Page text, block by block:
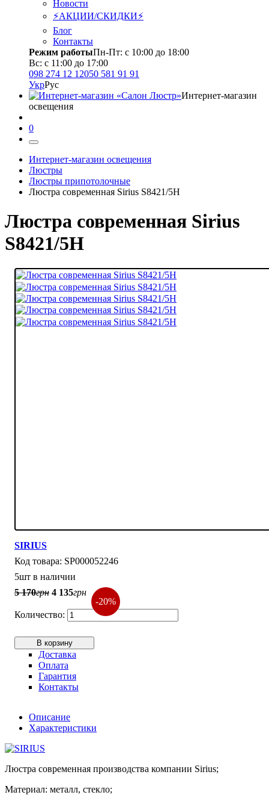
Новости
⚡АКЦИИ/СКИДКИ⚡
Блог
Контакты
Режим работыПн-Пт: с 10:00 до 18:00
Вс: с 11:00 до 17:00
098 274 12 12050 581 91 91
УкрРус
Интернет-магазин
освещения
0
Интернет-магазин освещения
Люстры
Люстры припотолочные
Люстра современная Sirius S8421/5H
Люстра современная Sirius
S8421/5H
SIRIUS
SP000052246
5шт в наличии
-20%
5 170грн 4 135грн
В корзину
Доставка
Оплата
Гарантия
Контакты
Описание
Характеристики
Люстра современная производства компании Sirius;
Материал: металл, стекло;